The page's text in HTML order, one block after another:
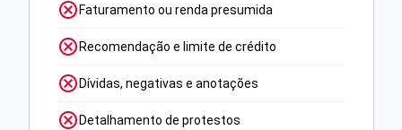
Faturamento ou renda presumida
Recomendação e limite de crédito
Dívidas, negativas e anotações
Detalhamento de protestos